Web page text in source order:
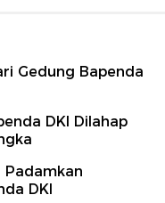
Gedung Bapenda
DKI Dilahap
DKI